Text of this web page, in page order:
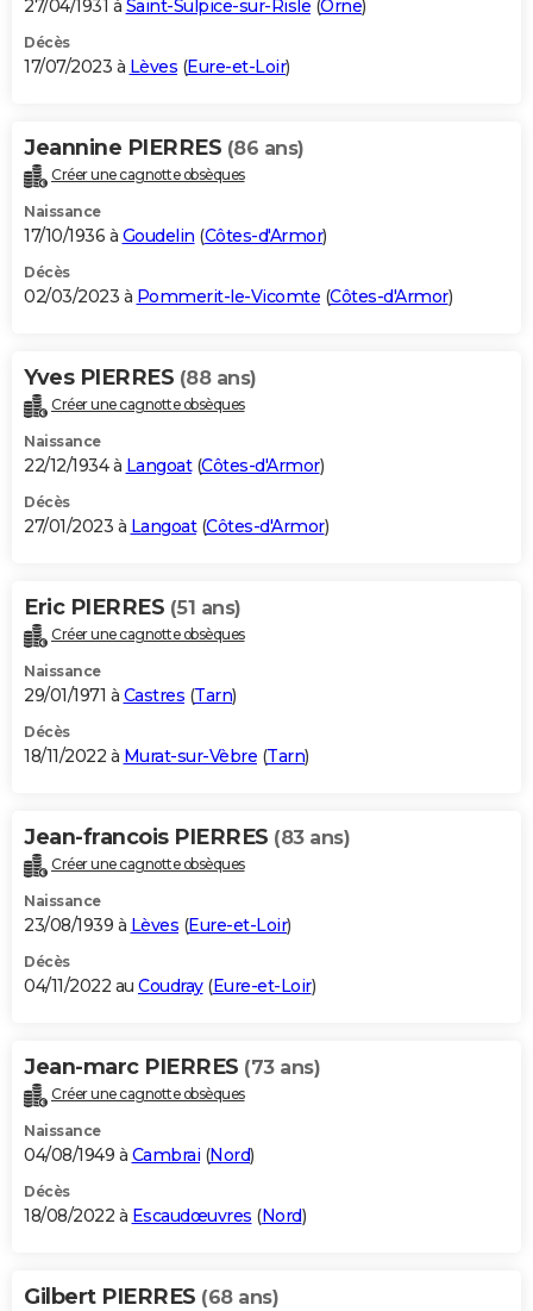
27/04/1931 à Saint-Sulpice-sur-Risle (Orne)
Décès
17/07/2023 à Lèves (Eure-et-Loir)
Jeannine PIERRES (86 ans)
Créer une cagnotte obsèques
Naissance
17/10/1936 à Goudelin (Côtes-d'Armor)
Décès
02/03/2023 à Pommerit-le-Vicomte (Côtes-d'Armor)
Yves PIERRES (88 ans)
Créer une cagnotte obsèques
Naissance
22/12/1934 à Langoat(Côtes-d'Armor)
Décès
27/01/2023 à Langoat(Côtes-d'Armor)
Eric PIERRES (51 ans)
Créer une cagnotte obsèques
Naissance
29/01/1971 à Castres (Tarn)
Décès
18/11/2022 à Murat-sur-Vèbre (Tarn)
Jean-francois PIERRES (83 ans)
Créer une cagnotte obsèques
Naissance
23/08/1939 à Lèves (Eure-et-Loir)
Décès
04/11/2022 au Coudray(Eure-et-Loir)
Jean-marc PIERRES (73 ans)
Créer une cagnotte obsèques
Naissance
04/08/1949 à Cambrai (Nord)
Décès
18/08/2022 à Escaudœuvres (Nord)
Gilbert PIERRES (68 ans)